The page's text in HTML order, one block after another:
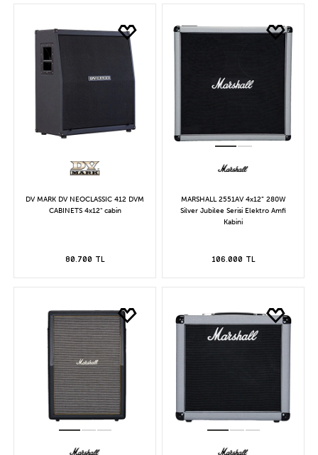
DV MARK DV NEOCLASSIC 412 DVM
CABINETS 4x12" cabin
80.700 TL
MARSHALL 2551AV 4x12” 280W
Silver Jubilee Serisi Elektro Amfi
Kabini
106.000 TL